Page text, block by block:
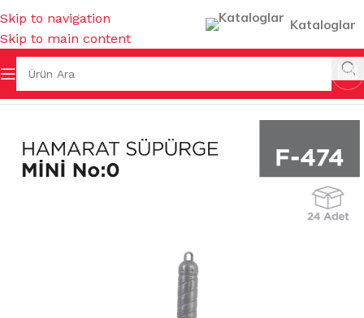
Skip to navigation
Skip to main content
Kataloglar
Ana Sayfa